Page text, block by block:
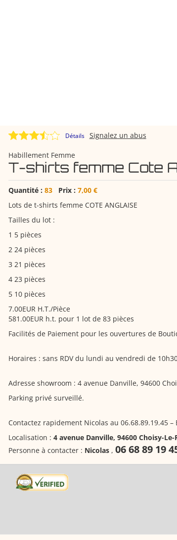
Détails Signalez un abus
Habillement Femme
T-shirts femme Cote
Quantité : 83Prix : 7,00 €
Lots de t-shirts femme COTE ANGLAISE
Tailles du lot :
1 5 pièces
2 24 pièces
3 21 pièces
4 23 pièces
5 10 pièces
7.00EUR H.T./Pièce
581.00EUR h.t. pour 1 lot de 83 pièces
Facilités de Paiement pour les ouvertures de
Horaires : sans RDV du lundi au vendredi de
Adresse showroom : 4 avenue Danville, 94600
Parking privé surveillé.
Contactez rapidement Nicolas au 06.68.89.19.45
Localisation : 4 avenue Danville, 94600 Choisy-Le-
Personne à contacter : Nicolas , 06 68 89 19